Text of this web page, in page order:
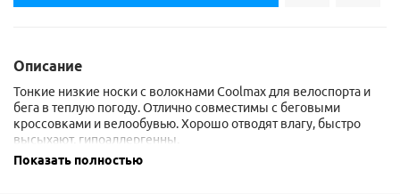
Описание
Тонкие низкие носки с волокнами Coolmax для велоспорта и
бега в теплую погоду. Отлично совместимы с беговыми
кроссовками и велообувью. Хорошо отводят влагу, быстро
высыхают, гипоаллергенны.
Состав: 50% Coolmax 45% Borgolon Nylon 5% LYCRA
Показать полностью